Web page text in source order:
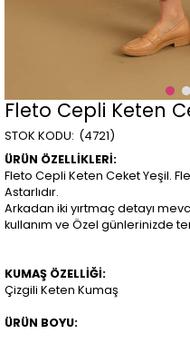
Fleto Cepli Keten
(4721)
ÜRÜN ÖZELLİKLERİ:
Fleto Cepli Keten Ceket Yeşil.
Astarlıdır.
Arkadan iki yırtmaç detayı
kullanım ve Özel günlerinizde
KUMAŞ ÖZELLİĞİ:
Çizgili Keten Kumaş
ÜRÜN BOYU: